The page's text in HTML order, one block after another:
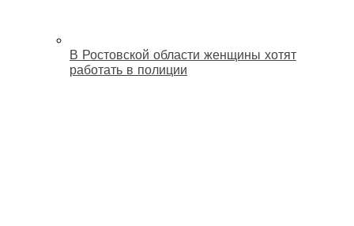
В Ростовской области женщины хотят
работать в полиции